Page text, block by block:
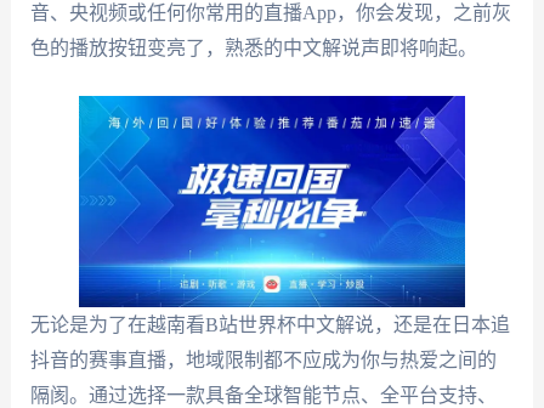
音、央视频或任何你常用的直播App，你会发现，之前灰
色的播放按钮变亮了，熟悉的中文解说声即将响起。
无论是为了在越南看B站世界杯中文解说，还是在日本追
抖音的赛事直播，地域限制都不应成为你与热爱之间的
隔阂。通过选择一款具备全球智能节点、全平台支持、